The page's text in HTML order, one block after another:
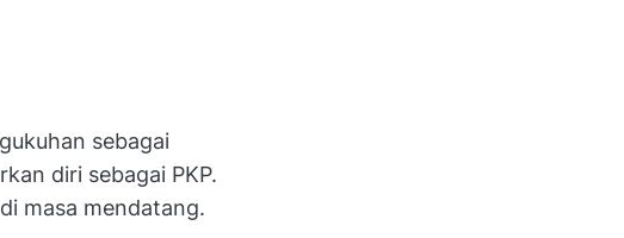
sebagai
diri sebagai PKP.
masa mendatang.